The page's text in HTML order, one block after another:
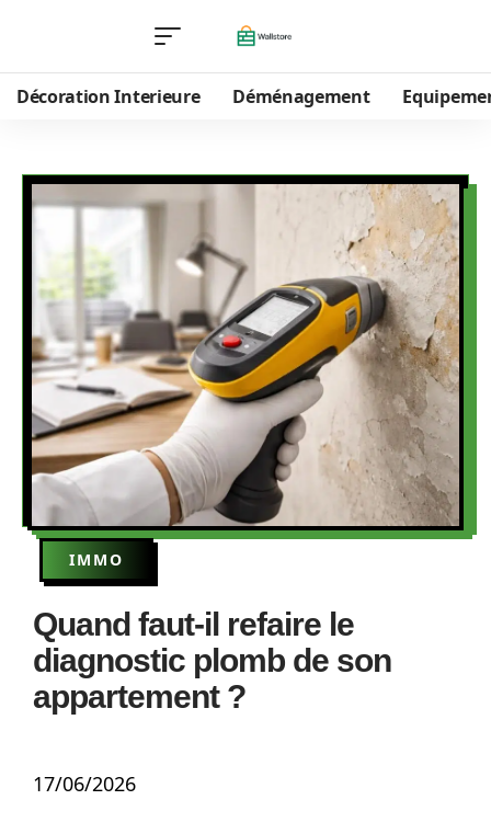
Décoration Interieure Déménagement
IMMO
Quand faut-il refaire le
diagnostic plomb de son
appartement ?
17/06/2026